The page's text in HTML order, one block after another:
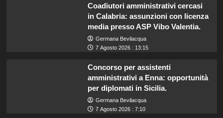
Coadiutori amministrativi cercasi
in Calabria: assunzioni con licenza
media presso ASP Vibo Valentia.
Germana Bevilacqua
7 Agosto 2026 : 13:15
Concorso per assistenti
amministrativi a Enna: opportunità
per diplomati in Sicilia.
Germana Bevilacqua
7 Agosto 2026 : 7:10